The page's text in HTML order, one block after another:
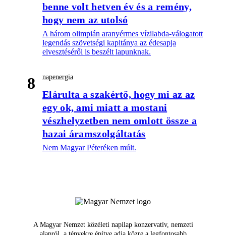
benne volt hetven év és a remény,
hogy nem az utolsó
A három olimpián aranyérmes vízilabda-válogatott
legendás szövetségi kapitánya az édesapja
elvesztéséről is beszélt lapunknak.
8 napenergia
Elárulta a szakértő, hogy mi az az
egy ok, ami miatt a mostani
vészhelyzetben nem omlott össze a
hazai áramszolgáltatás
Nem Magyar Péteréken múlt.
A Magyar Nemzet közéleti napilap konzervatív, nemzeti